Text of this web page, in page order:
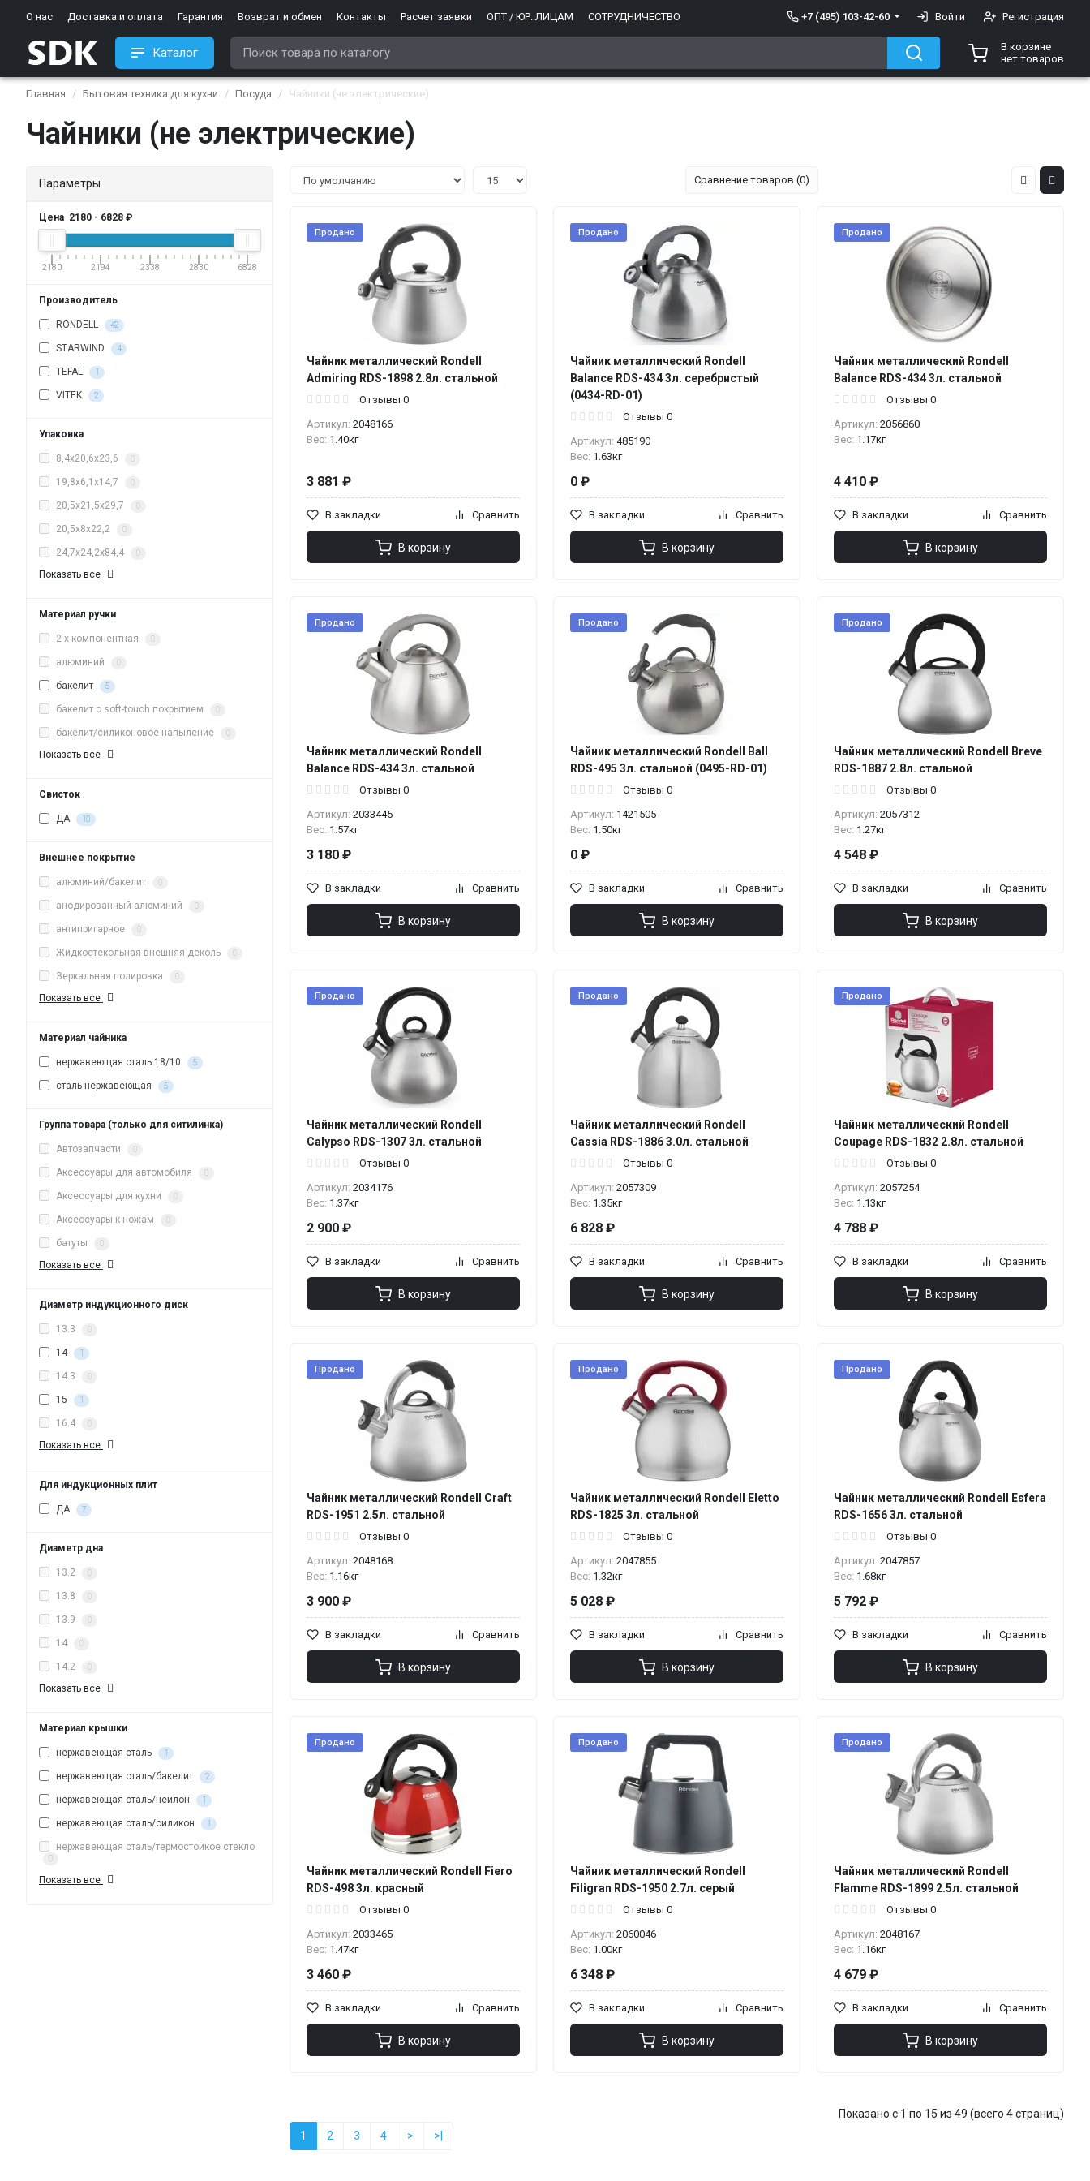
О нас Доставка и оплата Гарантия Возврат и обмен Контакты Расчет заявки ОПТ / ЮР. ЛИЦАМ СОТРУДНИЧЕСТВО +7 (495) 103-42-60 Войти Регистрация
Каталог
В корзине
нет товаров
Главная Бытовая техника для кухни Посуда Чайники (не электрические)
Чайники (не электрические)
Параметры
Цена 2180 - 6828 ₽
2180 2194 2338 2830 6828
Производитель
RONDELL 42
STARWIND 4
TEFAL 1
VITEK 2
Упаковка
8,4х20,6х23,6 0
19,8х6,1х14,7 0
20,5х21,5х29,7 0
20,5х8х22,2 0
24,7х24,2х84,4 0
Показать все
Материал ручки
2-х компонентная 0
алюминий 0
бакелит 5
бакелит с soft-touch покрытием 0
бакелит/силиконовое напыление 0
Показать все
Свисток
ДА 10
Внешнее покрытие
алюминий/бакелит 0
анодированный алюминий 0
антипригарное 0
Жидкостекольная внешняя деколь 0
Зеркальная полировка 0
Показать все
Материал чайника
нержавеющая сталь 18/10 5
сталь нержавеющая 5
Группа товара (только для ситилинка)
Автозапчасти 0
Аксессуары для автомобиля 0
Аксессуары для кухни 0
Аксессуары к ножам 0
батуты 0
Показать все
Диаметр индукционного диск
13.3 0
14 1
14.3 0
15 1
16.4 0
Показать все
Для индукционных плит
ДА 7
Диаметр дна
13.2 0
13.8 0
13.9 0
14 0
14.2 0
Показать все
Материал крышки
нержавеющая сталь 1
нержавеющая сталь/бакелит 2
нержавеющая сталь/нейлон 1
нержавеющая сталь/силикон 1
нержавеющая сталь/термостойкое стекло
0
Показать все
Сравнение товаров (0)
Продано
Чайник металлический Rondell
Admiring RDS-1898 2.8л. стальной
Отзывы 0
Артикул: 2048166
Вес: 1.40кг
3 881 ₽
В закладки Сравнить
В корзину
Продано
Чайник металлический Rondell
Balance RDS-434 3л. серебристый
(0434-RD-01)
Отзывы 0
Артикул: 485190
Вес: 1.63кг
0 ₽
В закладки Сравнить
В корзину
Продано
Чайник металлический Rondell
Balance RDS-434 3л. стальной
Отзывы 0
Артикул: 2056860
Вес: 1.17кг
4 410 ₽
В закладки Сравнить
В корзину
Продано
Чайник металлический Rondell
Balance RDS-434 3л. стальной
Отзывы 0
Артикул: 2033445
Вес: 1.57кг
3 180 ₽
В закладки Сравнить
В корзину
Продано
Чайник металлический Rondell Ball
RDS-495 3л. стальной (0495-RD-01)
Отзывы 0
Артикул: 1421505
Вес: 1.50кг
0 ₽
В закладки Сравнить
В корзину
Продано
Чайник металлический Rondell Breve
RDS-1887 2.8л. стальной
Отзывы 0
Артикул: 2057312
Вес: 1.27кг
4 548 ₽
В закладки Сравнить
В корзину
Продано
Чайник металлический Rondell
Calypso RDS-1307 3л. стальной
Отзывы 0
Артикул: 2034176
Вес: 1.37кг
2 900 ₽
В закладки Сравнить
В корзину
Продано
Чайник металлический Rondell
Cassia RDS-1886 3.0л. стальной
Отзывы 0
Артикул: 2057309
Вес: 1.35кг
6 828 ₽
В закладки Сравнить
В корзину
Продано
Чайник металлический Rondell
Coupage RDS-1832 2.8л. стальной
Отзывы 0
Артикул: 2057254
Вес: 1.13кг
4 788 ₽
В закладки Сравнить
В корзину
Продано
Чайник металлический Rondell Craft
RDS-1951 2.5л. стальной
Отзывы 0
Артикул: 2048168
Вес: 1.16кг
3 900 ₽
В закладки Сравнить
В корзину
Продано
Чайник металлический Rondell Eletto
RDS-1825 3л. стальной
Отзывы 0
Артикул: 2047855
Вес: 1.32кг
5 028 ₽
В закладки Сравнить
В корзину
Продано
Чайник металлический Rondell Esfera
RDS-1656 3л. стальной
Отзывы 0
Артикул: 2047857
Вес: 1.68кг
5 792 ₽
В закладки Сравнить
В корзину
Продано
Чайник металлический Rondell Fiero
RDS-498 3л. красный
Отзывы 0
Артикул: 2033465
Вес: 1.47кг
3 460 ₽
В закладки Сравнить
В корзину
Продано
Чайник металлический Rondell
Filigran RDS-1950 2.7л. серый
Отзывы 0
Артикул: 2060046
Вес: 1.00кг
6 348 ₽
В закладки Сравнить
В корзину
Продано
Чайник металлический Rondell
Flamme RDS-1899 2.5л. стальной
Отзывы 0
Артикул: 2048167
Вес: 1.16кг
4 679 ₽
В закладки Сравнить
В корзину
1 2 3 4 > >|
Показано с 1 по 15 из 49 (всего 4 страниц)